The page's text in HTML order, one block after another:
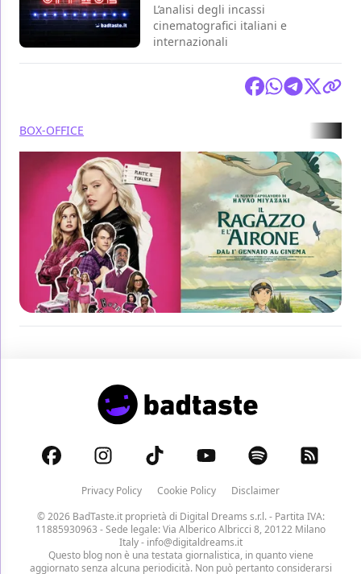
L’analisi degli incassi
cinematografici italiani e
internazionali
BOX-OFFICE
Privacy Policy Cookie Policy
Disclaimer
© 2026 BadTaste.it proprietà di Digital Dreams s.r.l.- Partita IVA:
11885930963 - Sede legale: Via Alberico Albricci 8, 20122 Milano
Italy - info@digitaldreams.it
Questo blog non è una testata giornalistica, in quanto viene
aggiornato senza alcuna periodicità. Non può pertanto considerarsi